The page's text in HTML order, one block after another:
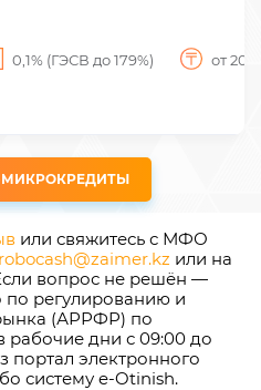
0,1% (ГЭСВ до 179%) от 20
или свяжитесь с МФО
или на
вопрос не решён —
по регулированию и
(АРРФР) по
рабочие дни с 09:00 до
портал электронного
систему e-Otinish.